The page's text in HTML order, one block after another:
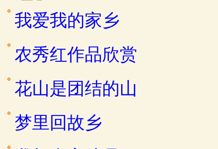
我爱我的家乡
农秀红作品欣赏
花山是团结的山
梦里回故乡